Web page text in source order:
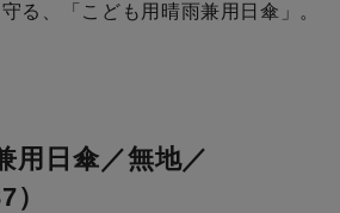
る、「こども用晴雨兼用日傘」。
用日傘／無地／